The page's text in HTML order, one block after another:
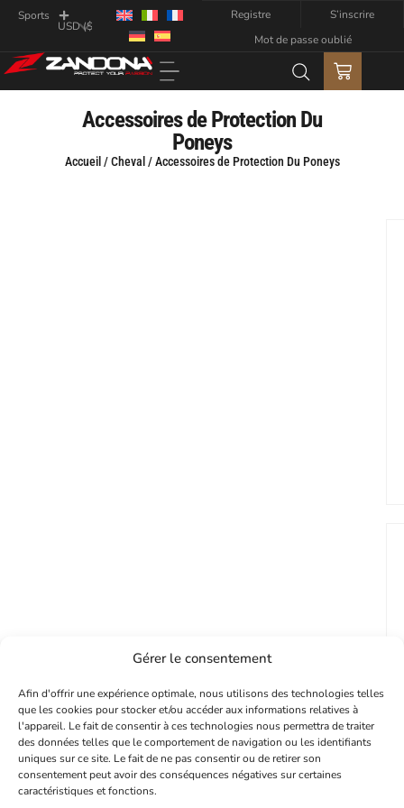
Gérer le consentement
Afin d'offrir une expérience optimale, nous utilisons des technologies telles
que les cookies pour stocker et/ou accéder aux informations relatives à
l'appareil. Le fait de consentir à ces technologies nous permettra de traiter
des données telles que le comportement de navigation ou les identifiants
uniques sur ce site. Le fait de ne pas consentir ou de retirer son
consentement peut avoir des conséquences négatives sur certaines
caractéristiques et fonctions.
Sports Registre
S’inscrire
Mot de passe oublié
Accessoires de Protection Du
Poneys
Accueil /Cheval / Accessoires de Protection Du Poneys